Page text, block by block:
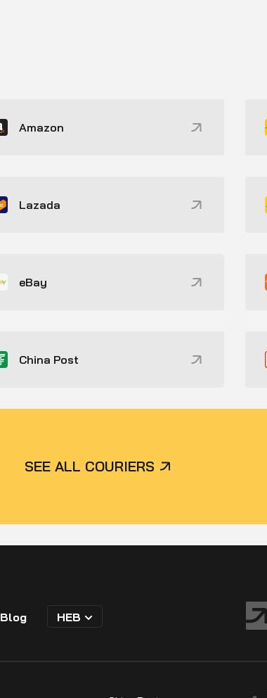
Amazon
Lazada
eBay
China Post
SEE ALL COURIERS
Blog HEB